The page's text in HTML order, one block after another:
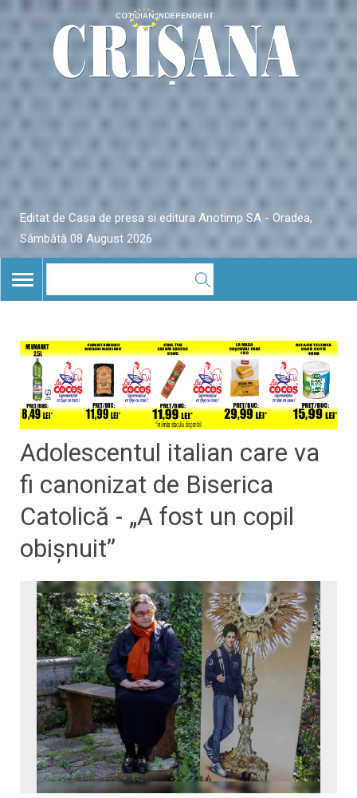
Editat de Casa de presa si editura Anotimp SA - Oradea,
Sâmbătă 08 August 2026
TOGGLE
NAVIGATION
Adolescentul italian care va
fi canonizat de Biserica
Catolică - „A fost un copil
obișnuit”